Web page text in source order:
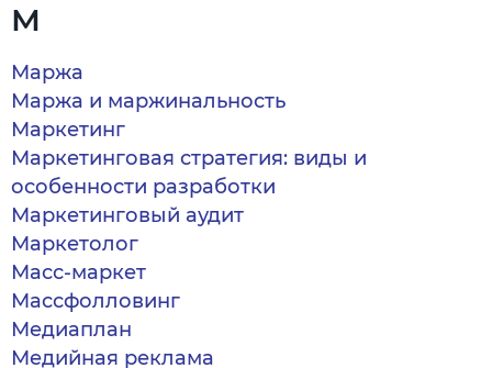
М
Маржа
Маржа и маржинальность
Маркетинг
Маркетинговая стратегия: виды и
особенности разработки
Маркетинговый аудит
Маркетолог
Масс-маркет
Массфолловинг
Медиаплан
Медийная реклама